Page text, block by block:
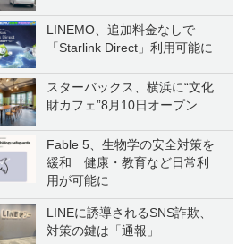
LINEMO、追加料金なしで
「Starlink Direct」利用可能に
スターバックス、横浜に“文化
財カフェ”8月10日オープン
Fable 5、生物学の安全対策を
緩和 健康・教育など日常利
用が可能に
LINEに誘導されるSNS詐欺、
対策の鍵は「通報」